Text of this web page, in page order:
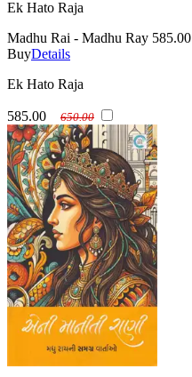
Ek Hato Raja
Madhu Rai - Madhu Ray 585.00
BuyDetails
Ek Hato Raja
585.00 650.00